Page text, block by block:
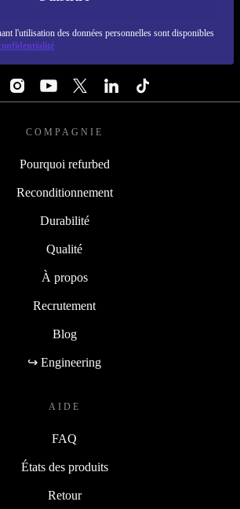
l'utilisation des données personnelles sont disponibles
COMPAGNIE
Pourquoi refurbed
Reconditionnement
Durabilité
Qualité
À propos
Recrutement
Blog
↪ Engineering
AIDE
FAQ
États des produits
Retour